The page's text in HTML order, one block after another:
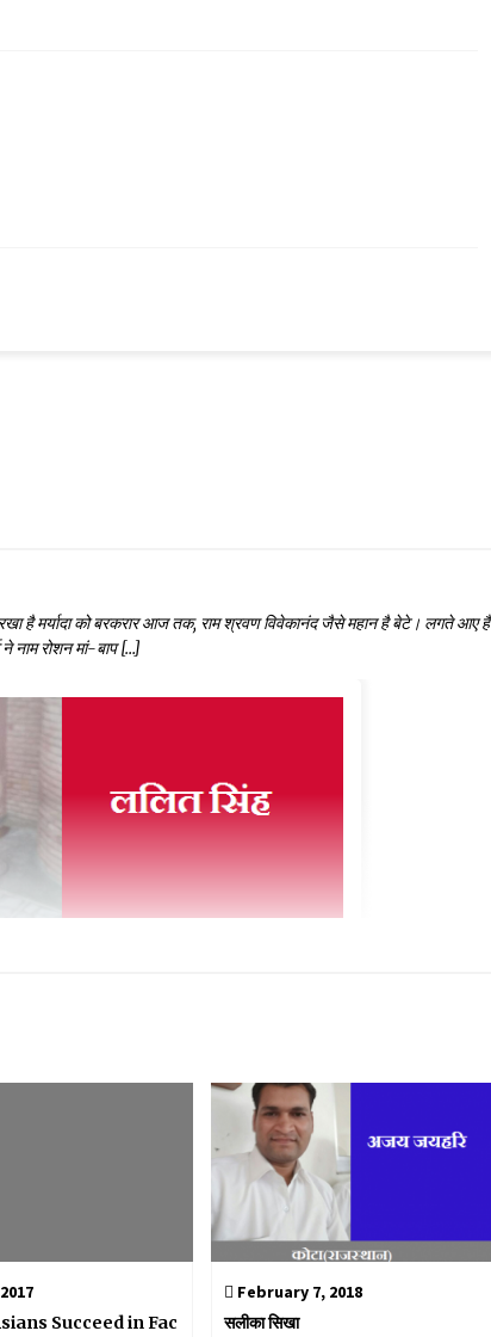
है मर्यादा को बरकरार आज तक, राम श्रवण विवेकानंद जैसे महान है बेटे। लगते आए हैं
नाम रोशन मां-बाप […]
Succeed in Fac
February 7, 2018
सलीका सिखा